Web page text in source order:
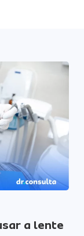
a lente